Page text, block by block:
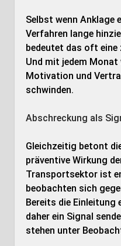
Selbst wenn Anklage
Verfahren lange
bedeutet das oft eine
Und mit jedem
Motivation und
schwinden.
Abschreckung als
Gleichzeitig betont
präventive Wirkung
Transportsektor ist
beobachten sich
Bereits die Einleitung
daher ein Signal
stehen unter